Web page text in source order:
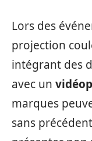
Lors des
projection
intégrant des
avec un
marques
sans